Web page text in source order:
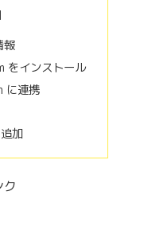
報
インストール
に連携
加